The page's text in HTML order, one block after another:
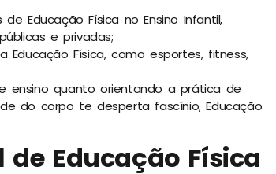
Educação Física no Ensino Infantil,
e privadas;
Física, como esportes, fitness,
ensino quanto orientando a prática de
do corpo te desperta fascínio, Educação
Educação Física